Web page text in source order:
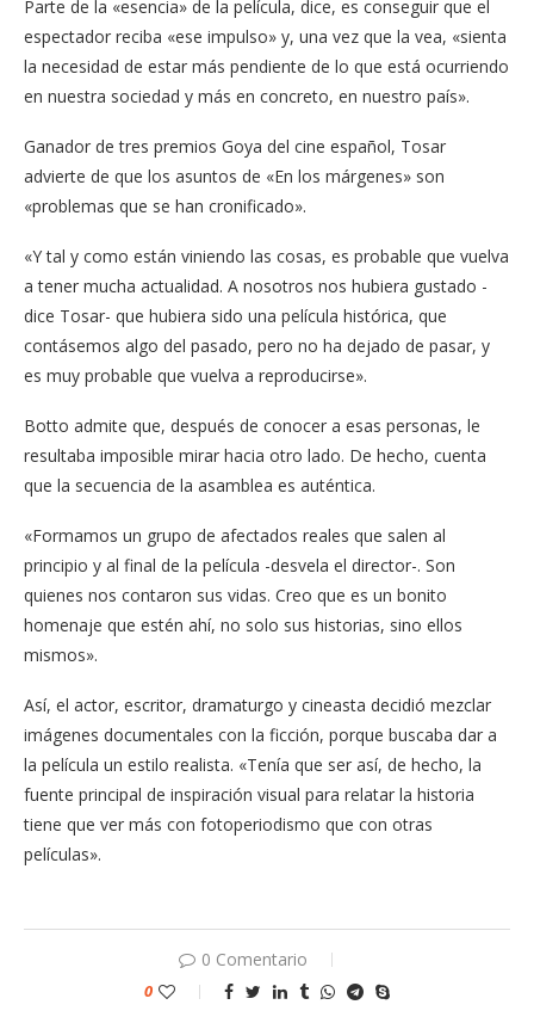
Parte de la «esencia» de la película, dice, es conseguir que el
espectador reciba «ese impulso» y, una vez que la vea, «sienta
la necesidad de estar más pendiente de lo que está ocurriendo
en nuestra sociedad y más en concreto, en nuestro país».
Ganador de tres premios Goya del cine español, Tosar
advierte de que los asuntos de «En los márgenes» son
«problemas que se han cronificado».
«Y tal y como están viniendo las cosas, es probable que vuelva
a tener mucha actualidad. A nosotros nos hubiera gustado -
dice Tosar- que hubiera sido una película histórica, que
contásemos algo del pasado, pero no ha dejado de pasar, y
es muy probable que vuelva a reproducirse».
Botto admite que, después de conocer a esas personas, le
resultaba imposible mirar hacia otro lado. De hecho, cuenta
que la secuencia de la asamblea es auténtica.
«Formamos un grupo de afectados reales que salen al
principio y al final de la película -desvela el director-. Son
quienes nos contaron sus vidas. Creo que es un bonito
homenaje que estén ahí, no solo sus historias, sino ellos
mismos».
Así, el actor, escritor, dramaturgo y cineasta decidió mezclar
imágenes documentales con la ficción, porque buscaba dar a
la película un estilo realista. «Tenía que ser así, de hecho, la
fuente principal de inspiración visual para relatar la historia
tiene que ver más con fotoperiodismo que con otras
películas».
0 Comentario
0